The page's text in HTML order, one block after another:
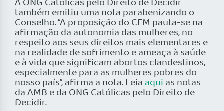
A ONG Católicas pelo Direito de Decidir
também emitiu uma nota parabenizando o
Conselho. “A proposição do CFM pauta-se na
afirmação da autonomia das mulheres, no
respeito aos seus direitos mais elementares e
na realidade de sofrimento e ameaça à saúde
e à vida que significam abortos clandestinos,
especialmente para as mulheres pobres do
nosso país”, afirma a nota. Leiaaqui as notas
da AMB e da ONG Católicas pelo Direito de
Decidir.